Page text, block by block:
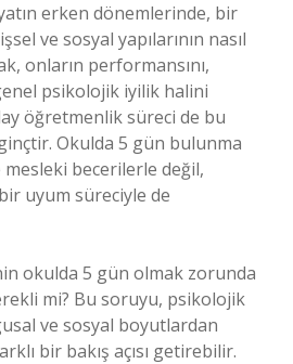
erken dönemlerinde, bir
ve sosyal yapılarının nasıl
onların performansını,
psikolojik iyilik halini
öğretmenlik süreci de bu
Okulda 5 gün bulunma
becerilerle değil,
uyum süreciyle de
okulda 5 gün olmak zorunda
mi? Bu soruyu, psikolojik
ve sosyal boyutlardan
bir bakış açısı getirebilir.